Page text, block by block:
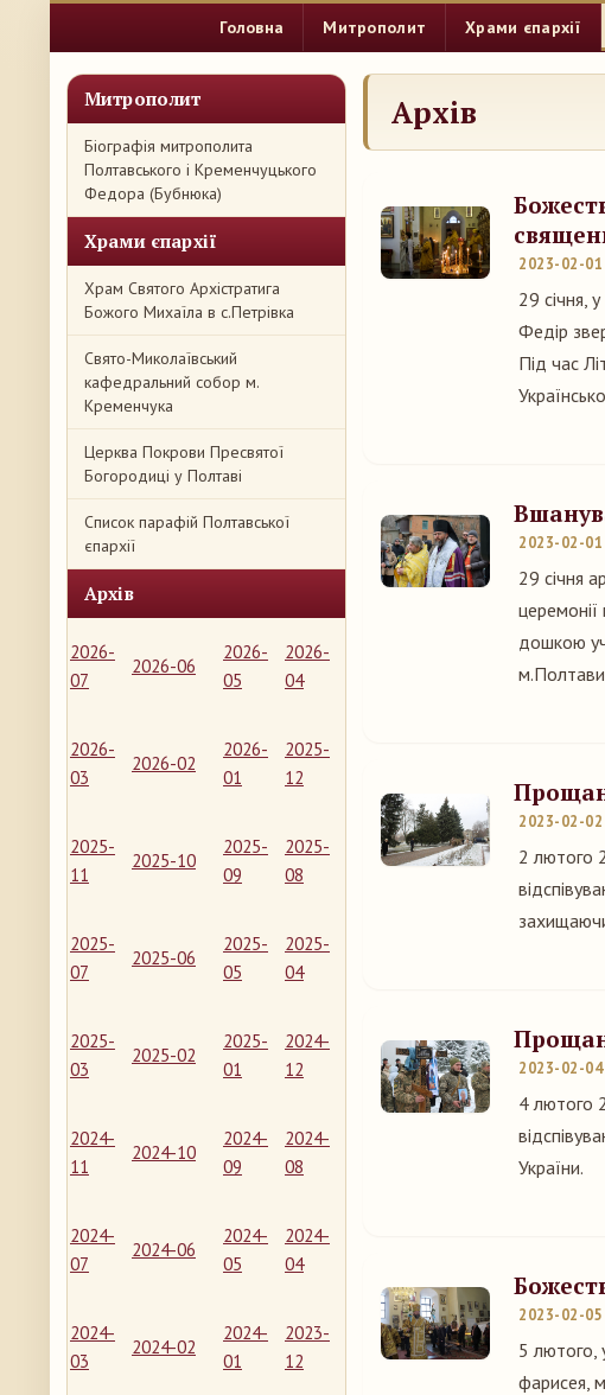
Головна Митрополит Храми єпархії
Митрополит
Біографія митрополита
Полтавського і Кременчуцького
Федора (Бубнюка)
Храми єпархії
Храм Святого Архістратига
Божого Михаїла в с.Петрівка
Свято-Миколаївський
кафедральний собор м.
Кременчука
Церква Покрови Пресвятої
Богородиці у Полтаві
Список парафій Полтавської
єпархії
Архів
2026-
07
2026-06
2026-
05
2026-
04
2026-
03
2026-02
2026-
01
2025-
12
2025-
11
2025-10
2025-
09
2025-
08
2025-
07
2025-06
2025-
05
2025-
04
2025-
03
2025-02
2025-
01
2024-
12
2024-
11
2024-10
2024-
09
2024-
08
2024-
07
2024-06
2024-
05
2024-
04
2024-
03
2024-02
2024-
01
2023-
12
Архів
2023-02-01
29 січня,
Федір
Під час
2023-02-01
29 січня
дошкою
2023-02-02
2 лютого
2023-02-04
4 лютого
України.
2023-02-05
5 лютого,
фарисея,